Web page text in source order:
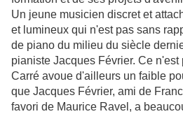
Un jeune musicien discret et
et lumineux qui n'est pas sans
de piano du milieu du siècle
pianiste Jacques Février. Ce n'est
Carré avoue d'ailleurs un faible
que Jacques Février, ami de
favori de Maurice Ravel, a